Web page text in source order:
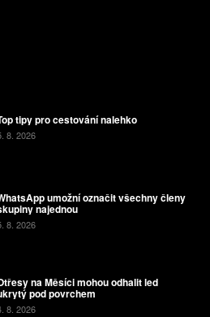
tipy pro cestování nalehko
8. 2026
umožní označit všechny členy
najednou
8. 2026
na Měsíci mohou odhalit led
pod povrchem
8. 2026